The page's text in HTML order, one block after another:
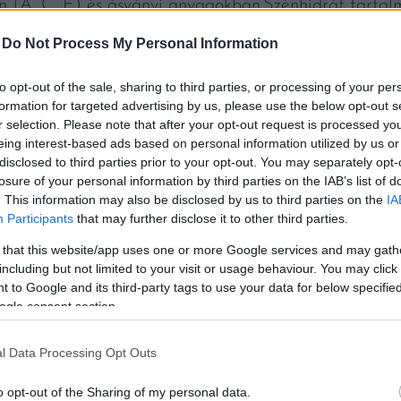
Do Not Process My Personal Information
opt-out of the sale, sharing to third parties, or processing of your
for targeted advertising by us, please use the below opt-out
selection. Please note that after your opt-out request is processed
interest-based ads based on personal information utilized by us
to third parties prior to your opt-out. You may separately
of your personal information by third parties on the IAB’s list of
This information may also be disclosed by us to third parties on the
Participants that may further disclose it to other third parties.
that this website/app uses one or more Google services and may
but not limited to your visit or usage behaviour. You may
to Google and its third-party tags to use your data for below
consent section.
Data Processing Opt Outs
opt-out of the Sharing of my personal data.
(A, C, E) és ásványi anyagokban.Szénhidrát
bomlik le, az amaránt tartalmú étkezés kiválóan
spenótszerűen használhatjuk fel.
pattogatott kukoricához hasonló, ízletes
de kalácsot és még üdítőitalt is készítenek
is. Fehérje dús zöldje és magja kiváló
fészkekbe. Háttér-, szegély-, csoportos és
elkülönítésére is.